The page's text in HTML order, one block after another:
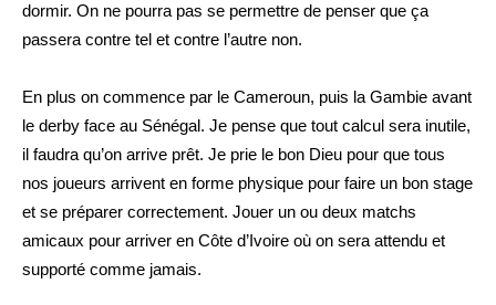
dormir. On ne pourra pas se permettre de penser que ça
passera contre tel et contre l’autre non.
En plus on commence par le Cameroun, puis la Gambie avant
le derby face au Sénégal. Je pense que tout calcul sera inutile,
il faudra qu’on arrive prêt. Je prie le bon Dieu pour que tous
nos joueurs arrivent en forme physique pour faire un bon stage
et se préparer correctement. Jouer un ou deux matchs
amicaux pour arriver en Côte d’Ivoire où on sera attendu et
supporté comme jamais.